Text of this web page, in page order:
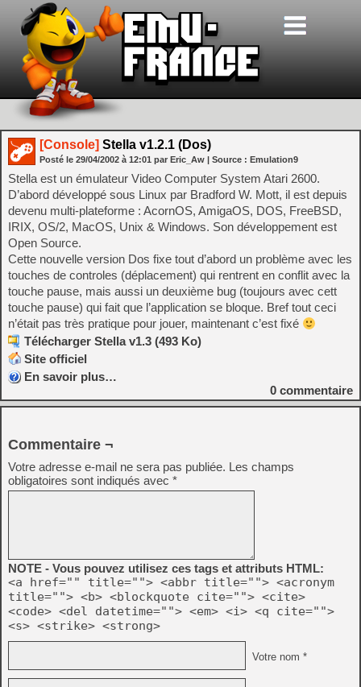
[Console] Stella v1.2.1 (Dos)
Posté le 29/04/2002 à 12:01 par Eric_Aw | Source : Emulation9
Stella est un émulateur Video Computer System Atari 2600.
D’abord développé sous Linux par Bradford W. Mott, il est depuis
devenu multi-plateforme : AcornOS, AmigaOS, DOS, FreeBSD,
IRIX, OS/2, MacOS, Unix & Windows. Son développement est
Open Source.
Cette nouvelle version Dos fixe tout d’abord un problème avec les
touches de controles (déplacement) qui rentrent en conflit avec la
touche pause, mais aussi un deuxième bug (toujours avec cett
touche pause) qui fait que l’application se bloque. Bref tout ceci
n’était pas très pratique pour jouer, maintenant c’est fixé
Télécharger Stella v1.3 (493 Ko)
Site officiel
En savoir plus…
0 commentaire
Commentaire ¬
Votre adresse e-mail ne sera pas publiée. Les champs
obligatoires sont indiqués avec *
NOTE - Vous pouvez utilisez ces tags et attributs HTML:
<a href="" title=""> <abbr title=""> <acronym
title=""> <b> <blockquote cite=""> <cite>
<code> <del datetime=""> <em> <i> <q cite="">
<s> <strike> <strong>
Votre nom *